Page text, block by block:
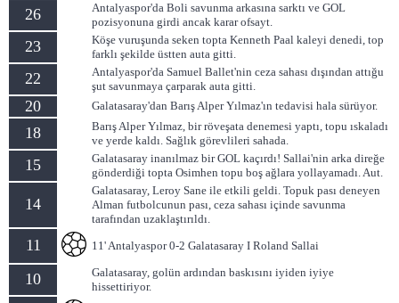
26
Antalyaspor'da Boli savunma arkasına sarktı ve GOL
pozisyonuna girdi ancak karar ofsayt.
23
Köşe vuruşunda seken topta Kenneth Paal kaleyi denedi, top
farklı şekilde üstten auta gitti.
22
Antalyaspor'da Samuel Ballet'nin ceza sahası dışından attığu
şut savunmaya çarparak auta gitti.
20 Galatasaray'dan Barış Alper Yılmaz'ın tedavisi hala sürüyor.
18
Barış Alper Yılmaz, bir röveşata denemesi yaptı, topu ıskaladı
ve yerde kaldı. Sağlık görevlileri sahada.
15
Galatasaray inanılmaz bir GOL kaçırdı! Sallai'nin arka direğe
gönderdiği topta Osimhen topu boş ağlara yollayamadı. Aut.
14
Galatasaray, Leroy Sane ile etkili geldi. Topuk pası deneyen
Alman futbolcunun pası, ceza sahası içinde savunma
tarafından uzaklaştırıldı.
11 11' Antalyaspor 0-2 Galatasaray I Roland Sallai
10
Galatasaray, golün ardından baskısını iyiden iyiye
hissettiriyor.